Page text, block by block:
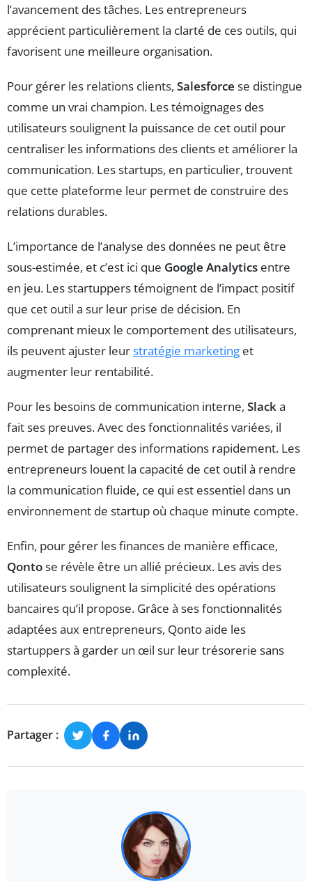
l’avancement des tâches. Les entrepreneurs
apprécient particulièrement la clarté de ces outils, qui
favorisent une meilleure organisation.
Pour gérer les relations clients, Salesforce se distingue
comme un vrai champion. Les témoignages des
utilisateurs soulignent la puissance de cet outil pour
centraliser les informations des clients et améliorer la
communication. Les startups, en particulier, trouvent
que cette plateforme leur permet de construire des
relations durables.
L’importance de l’analyse des données ne peut être
sous-estimée, et c’est ici que Google Analytics entre
en jeu. Les startuppers témoignent de l’impact positif
que cet outil a sur leur prise de décision. En
comprenant mieux le comportement des utilisateurs,
ils peuvent ajuster leurstratégie marketing et
augmenter leur rentabilité.
Pour les besoins de communication interne, Slack a
fait ses preuves. Avec des fonctionnalités variées, il
permet de partager des informations rapidement. Les
entrepreneurs louent la capacité de cet outil à rendre
la communication fluide, ce qui est essentiel dans un
environnement de startup où chaque minute compte.
Enfin, pour gérer les finances de manière efficace,
Qontose révèle être un allié précieux. Les avis des
utilisateurs soulignent la simplicité des opérations
bancaires qu’il propose. Grâce à ses fonctionnalités
adaptées aux entrepreneurs, Qonto aide les
startuppers à garder un œil sur leur trésorerie sans
complexité.
Partager :